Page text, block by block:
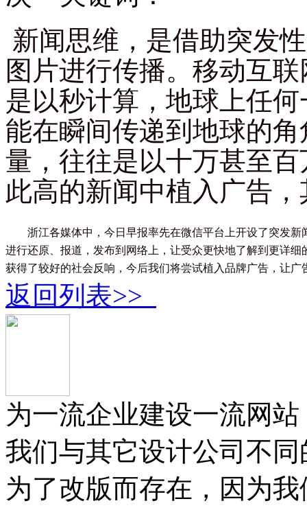
新闻思维，是借助突发
图片进行传播。移动互
是以秒计算，地球上任
能在瞬间传递到地球的
量，往往是以十万甚至
此高的新闻中植入广告
浙江各媒体中，今日早报率先在微信平台上开设了突发新
进行还原、报道，发布到网络上，让受众更快地了解到更详细
获得了较好的社会反响，今后我们将尝试植入品牌广告，让广
返回列表>>
为一流企业建设一流网站
我们与其它设计公司不
为了改版而存在，因为